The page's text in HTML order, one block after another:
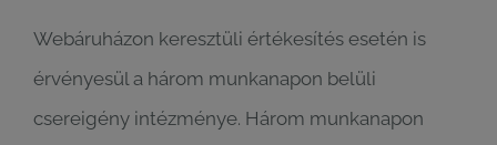
Webáruházon keresztüli értékesítés esetén is
érvényesül a három munkanapon belüli
csereigény intézménye. Három munkanapon